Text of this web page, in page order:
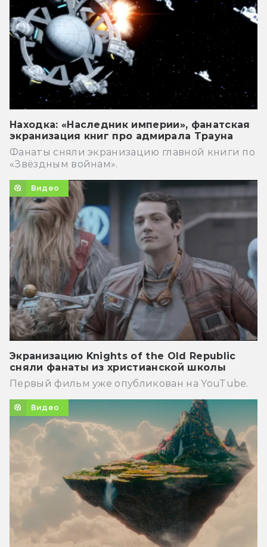
Находка: «Наследник империи», фанатская
экранизация книг про адмирала Трауна
Фанаты сняли экранизацию главной книги по
«Звёздным войнам».
Видео
Экранизацию Knights of the Old Republic
сняли фанаты из христианской школы
Первый фильм уже опубликован на YouTube.
Видео